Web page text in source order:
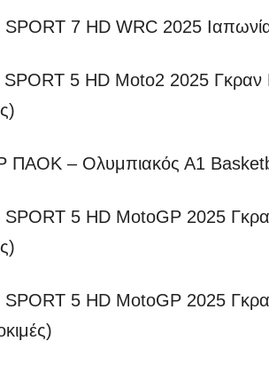
7 HD WRC 2025
5 HD Moto2 2025 Γκραν
– Ολυμπιακός Α1
5 HD MotoGP 2025
5 HD MotoGP 2025